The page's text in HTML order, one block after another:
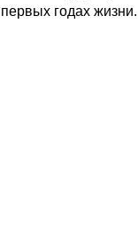
первых годах жизни.